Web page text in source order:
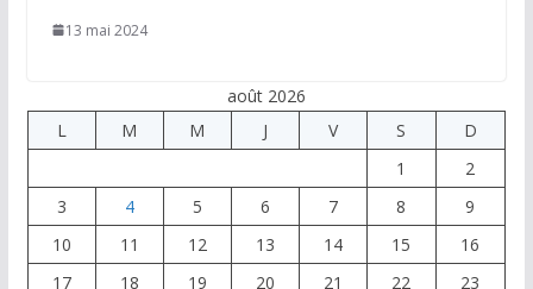
13 mai 2024
août 2026
L
M M J V S
D
1
2
3
4 5 6 7 8
9
10
11 12 13 14 15
16
17
18 19 20 21 22 23